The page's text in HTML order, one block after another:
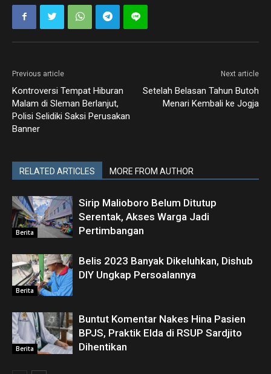
Previous article
Kontroversi Tempat Hiburan
Malam di Sleman Berlanjut,
Polisi Selidiki Saksi Perusakan
Banner
Next article
Setelah Belasan Tahun Butoh
Menari Kembali ke Jogja
RELATED ARTICLES MORE FROM AUTHOR
Berita
Sirip Malioboro Belum Ditutup
Serentak, Akses Warga Jadi
Pertimbangan
Berita
Belis 2023 Banyak Dikeluhkan, Dishub
DIY Ungkap Persoalannya
Berita
Buntut Komentar Nakes Hina Pasien
BPJS, Praktik Elda di RSUP Sardjito
Dihentikan